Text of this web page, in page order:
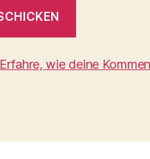
Erfahre, wie deine